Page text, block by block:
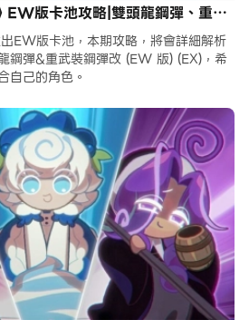
EW版卡池攻略|雙頭龍鋼彈、重武
EW版卡池，本期攻略，將會詳細解析
鋼彈&重武裝鋼彈改 (EW 版) (EX)，希
自己的角色。